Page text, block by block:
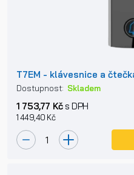
T7EM - klávesnice a
Dostupnost: Skladem
1 753,77 Kčs DPH
1 449,40 Kč